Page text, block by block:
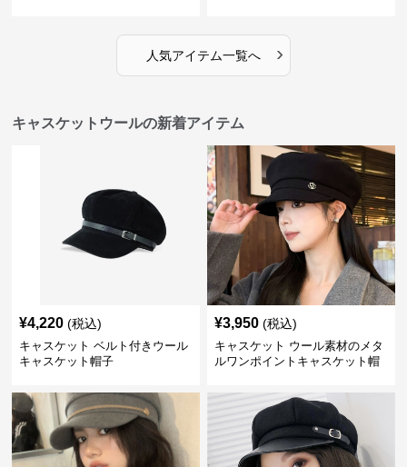
人気アイテム一覧へ ›
キャスケットウールの新着アイテム
¥4,220 (税込)
キャスケット ベルト付きウール
キャスケット帽子
¥3,950 (税込)
キャスケット ウール素材のメタ
ルワンポイントキャスケット帽